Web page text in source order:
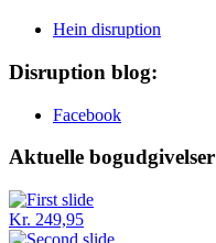
Hein disruption
Disruption blog:
Facebook
Aktuelle bogudgivelser
Kr. 249,95